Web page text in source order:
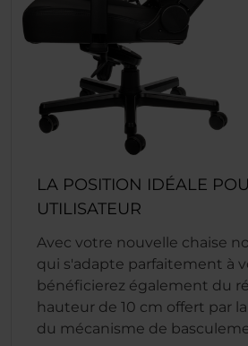
LA POSITION IDÉALE
UTILISATEUR
Avec votre nouvelle chaise
qui s'adapte parfaitement à
bénéficierez également du
hauteur de 10 cm offert par
du mécanisme de